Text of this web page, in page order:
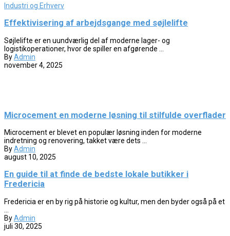
Industri og Erhverv
Effektivisering af arbejdsgange med søjlelifte
Søjlelifte er en uundværlig del af moderne lager- og
logistikoperationer, hvor de spiller en afgørende ...
ByAdmin
november 4, 2025
Microcement en moderne løsning til stilfulde overflader
Microcement er blevet en populær løsning inden for moderne
indretning og renovering, takket være dets ...
ByAdmin
august 10, 2025
En guide til at finde de bedste lokale butikker i
Fredericia
Fredericia er en by rig på historie og kultur, men den byder også på et
ByAdmin
juli 30, 2025